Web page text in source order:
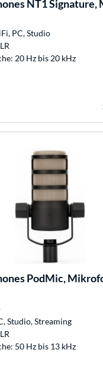
NT1 Signature,
PC, Studio
20 Hz bis 20 kHz
PodMic,
Studio, Streaming
50 Hz bis 13 kHz